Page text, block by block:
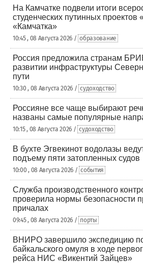
На Камчатке подвели итоги
студенческих путинных проектов
«Камчатка»
10:45 , 08 Августа 2026 / образование
Россия предложила странам
развитии инфраструктуры
пути
10:30 , 08 Августа 2026 / судоходство
Россияне все чаще выбирают
названы самые популярные
10:15 , 08 Августа 2026 / судоходство
В бухте Эгвекинот водолазы
подъему пяти затопленных судов
10:00 , 08 Августа 2026 / события
Служба производственного
проверила нормы безопасности
причалах
09:45 , 08 Августа 2026 / порты
ВНИРО завершило экспедицию
байкальского омуля в ходе
рейса НИС «Викентий Зайцев»